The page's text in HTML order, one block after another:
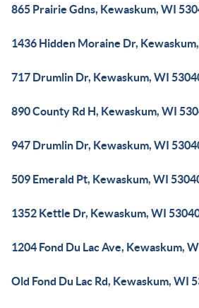
865 Prairie Gdns, Kewaskum, WI
1436 Hidden Moraine Dr,
717 Drumlin Dr, Kewaskum, WI
890 County Rd H, Kewaskum, WI
947 Drumlin Dr, Kewaskum, WI
509 Emerald Pt, Kewaskum, WI
1352 Kettle Dr, Kewaskum, WI
1204 Fond Du Lac Ave, Kewaskum,
Old Fond Du Lac Rd, Kewaskum, WI